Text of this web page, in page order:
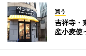
買う
吉祥寺・
産小麦使